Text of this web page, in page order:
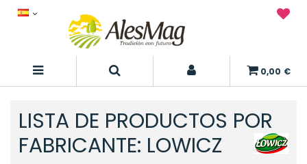
0,00 €
LISTA DE PRODUCTOS POR
FABRICANTE: LOWICZ